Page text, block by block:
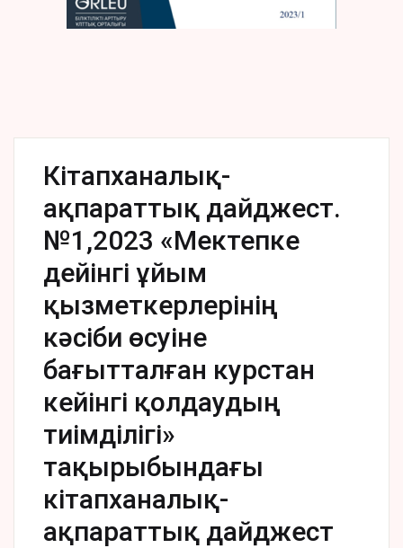
Кітапханалық-
ақпараттық дайджест.
№1,2023 «Мектепке
дейінгі ұйым
қызметкерлерінің
кәсіби өсуіне
бағытталған курстан
кейінгі қолдаудың
тиімділігі»
тақырыбындағы
кітапханалық-
ақпараттық дайджест